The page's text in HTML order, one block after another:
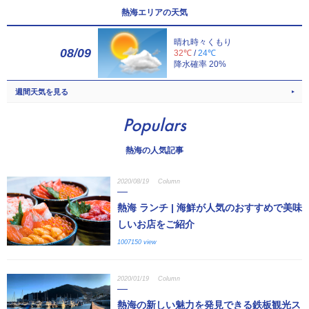
熱海エリアの天気
08/09
晴れ時々くもり
32℃ /24℃
降水確率 20%
週間天気を見る
Populars
熱海の人気記事
2020/08/19 Column
熱海 ランチ | 海鮮が人気のおすすめで美味
しいお店をご紹介
1007150 view
2020/01/19 Column
熱海の新しい魅力を発見できる鉄板観光ス